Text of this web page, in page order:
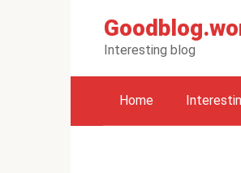
Interesting blog
Home